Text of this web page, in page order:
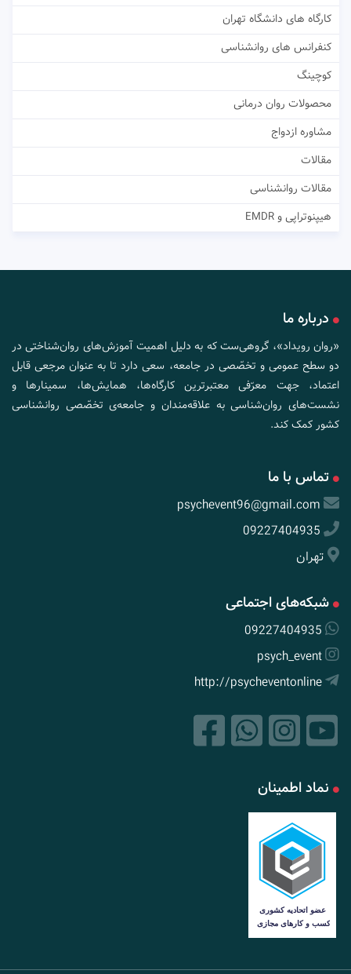
کارگاه های دانشگاه تهران
کنفرانس های روانشناسی
کوچینگ
محصولات روان درمانی
مشاوره ازدواج
مقالات
مقالات روانشناسی
هیپنوتراپی و EMDR
درباره ما
«روان رویداد»، گروهی‌ست که به دلیل اهمیت آموزش‌های روان‌شناختی در
دو سطح عمومی و تخصّصی در جامعه، سعی دارد تا به عنوان مرجعی قابل
اعتماد، جهت معرّفی معتبرترین کارگاه‌ها، همایش‌ها، سمینارها و
نشست‌های روان‌شناسی به علاقه‌مندان و جامعه‌ی تخصّصی روانشناسی
کشور کمک کند.
تماس با ما
psychevent96@gmail.com
09227404935
تهران
شبکه‌های اجتماعی
09227404935
psych_event
http://psycheventonline
نماد اطمینان